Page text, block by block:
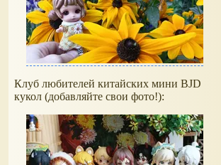
Клуб любителей китайских мини BJD
кукол (добавляйте свои фото!):